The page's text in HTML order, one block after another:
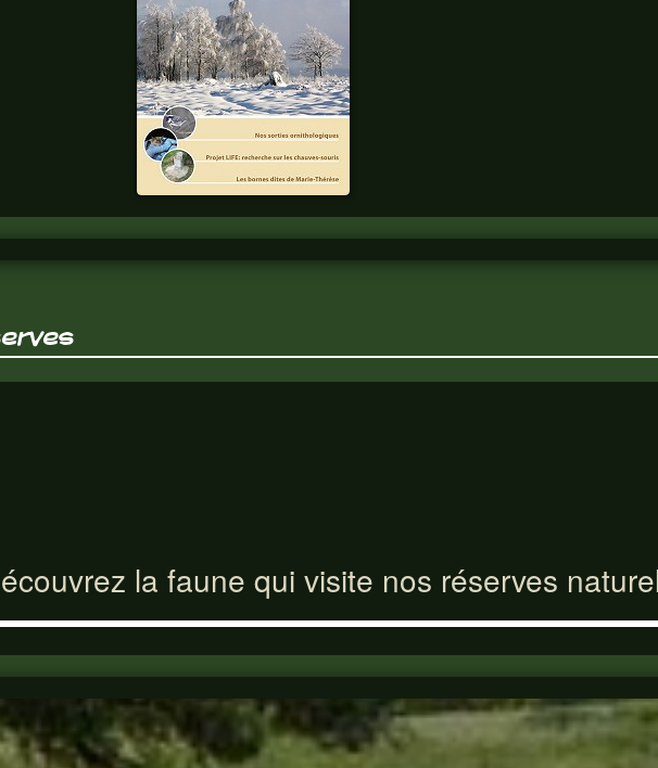
n°337
Chaque trimestre,
tous les thèmes
fagnards y sont
abordés. Abonnez
vous.
la faune qui visite nos réserves